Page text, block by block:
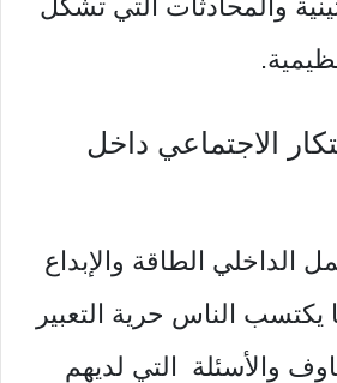
والمحادثات التي تشكل
الاجتماعي داخل
الداخلي الطاقة والإبداع
الناس حرية التعبير
والأسئلة التي لديهم